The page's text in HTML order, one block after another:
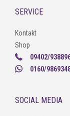
SERVICE
Kontakt
Shop
09402/
0160/
SOCIAL MEDIA